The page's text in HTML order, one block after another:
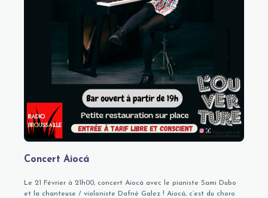
Concert Aiocá
Le 21 Février à 21h00, concert Aiocá avec le pianiste Sami Dubo
et la chanteuse / violoniste Dafné Galez ! Aiocá, c’est du choro